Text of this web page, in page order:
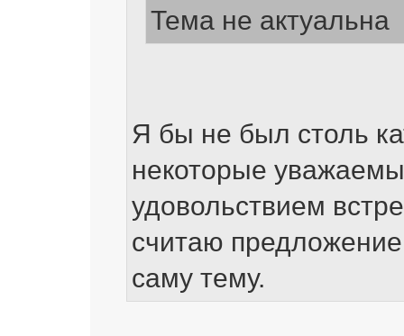
Тема не актуальна
Я бы не был столь
некоторые
удовольствием
считаю
саму тему.